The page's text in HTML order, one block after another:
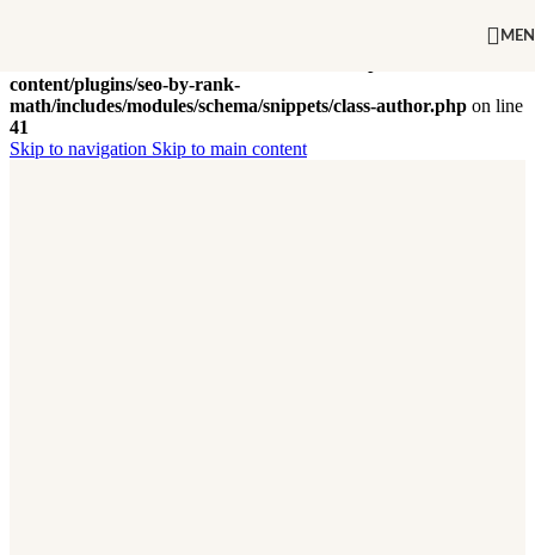
/data/1/7/17f59b0b-1fc0-
content/plugins/seo-by-rank-
math/includes/modules/schema/snippets/class-author.php on line
41
Skip to navigation Skip to main content